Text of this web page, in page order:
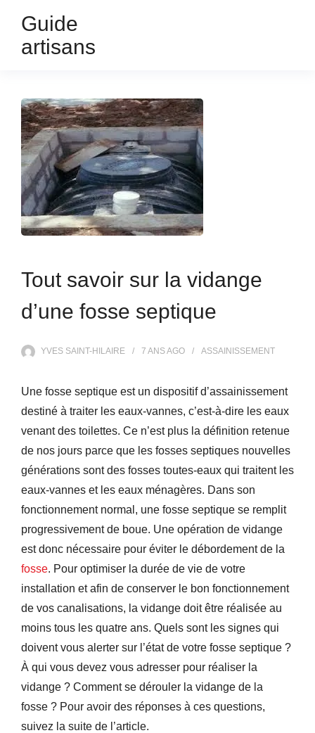
Guide
artisans
Tout savoir sur la vidange
d’une fosse septique
YVES SAINT-HILAIRE 7 ANSAGO ASSAINISSEMENT
Une fosse septique est un dispositif d’assainissement
destiné à traiter les eaux-vannes, c’est-à-dire les eaux
venant des toilettes. Ce n’est plus la définition retenue
de nos jours parce que les fosses septiques nouvelles
générations sont des fosses toutes-eaux qui traitent les
eaux-vannes et les eaux ménagères. Dans son
fonctionnement normal, une fosse septique se remplit
progressivement de boue. Une opération de vidange
est donc nécessaire pour éviter le débordement de la
fosse. Pour optimiser la durée de vie de votre
installation et afin de conserver le bon fonctionnement
de vos canalisations, la vidange doit être réalisée au
moins tous les quatre ans. Quels sont les signes qui
doivent vous alerter sur l’état de votre fosse septique ?
À qui vous devez vous adresser pour réaliser la
vidange ? Comment se dérouler la vidange de la
fosse ? Pour avoir des réponses à ces questions,
suivez la suite de l’article.